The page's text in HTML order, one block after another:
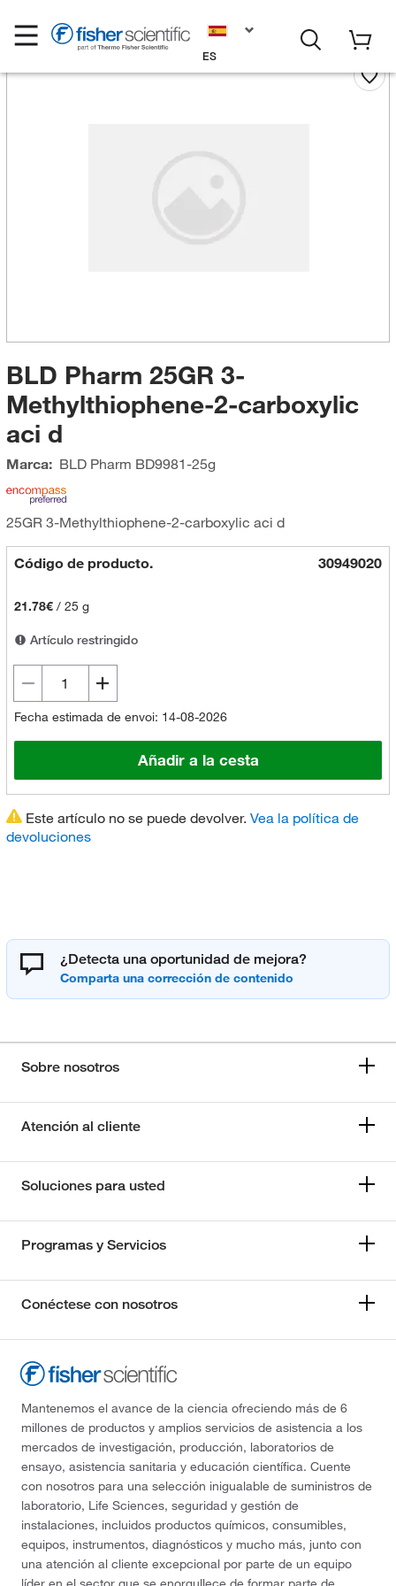
ES
BLD Pharm 25GR 3-
Methylthiophene-2-carboxylic
aci d
Marca: BLD Pharm BD9981-25g
25GR 3-Methylthiophene-2-carboxylic aci d
Código de producto. 30949020
21.78€/ 25 g
Artículo restringido
Fecha estimada de envoi: 14-08-2026
Añadir a la cesta
Este artículo no se puede devolver. Vea la política de
devoluciones
¿Detecta una oportunidad de mejora?
Sobre nosotros
Atención al cliente
Soluciones para usted
Programas y Servicios
Conéctese con nosotros
Mantenemos el avance de la ciencia ofreciendo más de 6
millones de productos y amplios servicios de asistencia a los
mercados de investigación, producción, laboratorios de
ensayo, asistencia sanitaria y educación científica. Cuente
con nosotros para una selección inigualable de suministros de
laboratorio, Life Sciences, seguridad y gestión de
instalaciones, incluidos productos químicos, consumibles,
equipos, instrumentos, diagnósticos y mucho más, junto con
una atención al cliente excepcional por parte de un equipo